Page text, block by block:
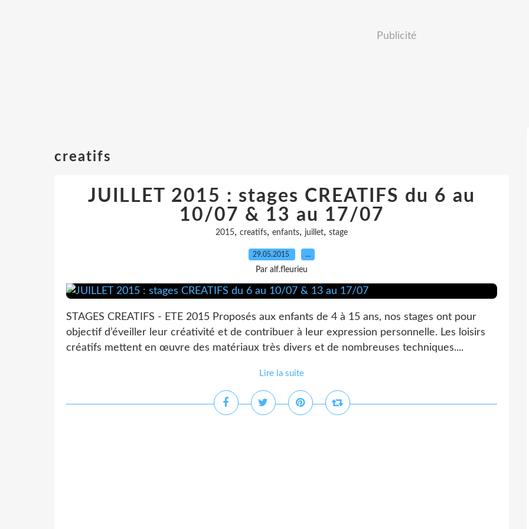
Publicité
creatifs
JUILLET 2015 : stages CREATIFS du 6 au
10/07 & 13 au 17/07
2015, creatifs, enfants, juillet, stage
29.05.2015 …
Par alf.fleurieu
STAGES CREATIFS - ETE 2015 Proposés aux enfants de 4 à 15 ans, nos stages ont pour
objectif d’éveiller leur créativité et de contribuer à leur expression personnelle. Les loisirs
créatifs mettent en œuvre des matériaux très divers et de nombreuses techniques....
Lire la suite